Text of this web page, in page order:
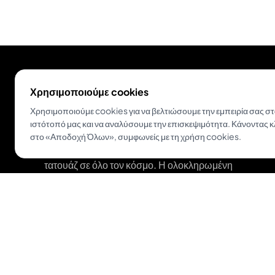
τατουάζ σε όλο τον κόσμο. Η ολοκληρωμένη
Χρησιμοποιούμε cookies
Χρησιμοποιούμε cookies για να βελτιώσουμε την εμπειρία σας
ιστότοπό μας και να αναλύσουμε την επισκεψιμότητα. Κάνοντας
στο «Αποδοχή Όλων», συμφωνείς με τη χρήση cookies.